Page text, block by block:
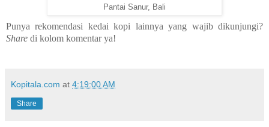
Pantai Sanur, Bali
Punya rekomendasi kedai kopi lainnya yang wajib dikunjungi?
Share di kolom komentar ya!
Kopitala.com at 4:19:00 AM
Share